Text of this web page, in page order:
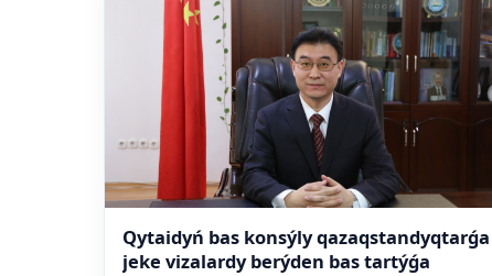
Qytaidyń bas konsýly qazaqstandyqtarǵa
jeke vizalardy berýden bas tartýǵa